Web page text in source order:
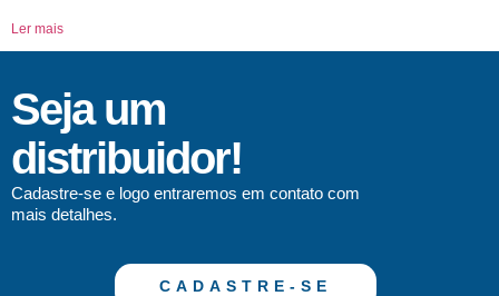
Ler mais
Seja um
distribuidor!
Cadastre-se e logo entraremos em contato com
mais detalhes.
CADASTRE-SE